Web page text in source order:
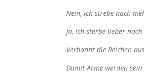
Nein, ich strebe nach
Ja, ich sterbe lieber
Verbannt die Reichen
Damit Arme werden